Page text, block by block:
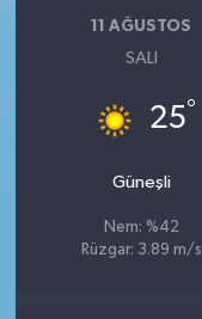
11 AĞUSTOS
SALI
25°
Güneşli
Nem: %42
Rüzgar: 3.89 m/s